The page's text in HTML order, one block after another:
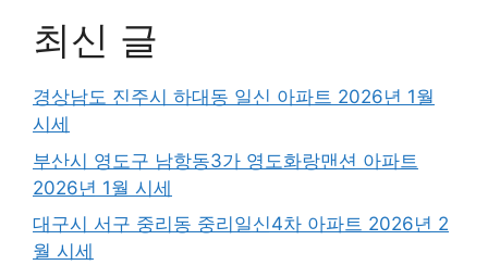
최신 글
경상남도 진주시 하대동 일신 아파트 2026년 1월
시세
부산시 영도구 남항동3가 영도화랑맨션 아파트
2026년 1월 시세
대구시 서구 중리동 중리일신4차 아파트 2026년 2
월 시세